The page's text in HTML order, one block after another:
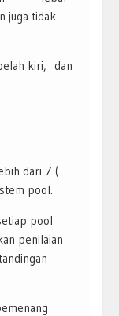
juga tidak
kiri, dan
dari 7 (
pool.
pool
penilaian